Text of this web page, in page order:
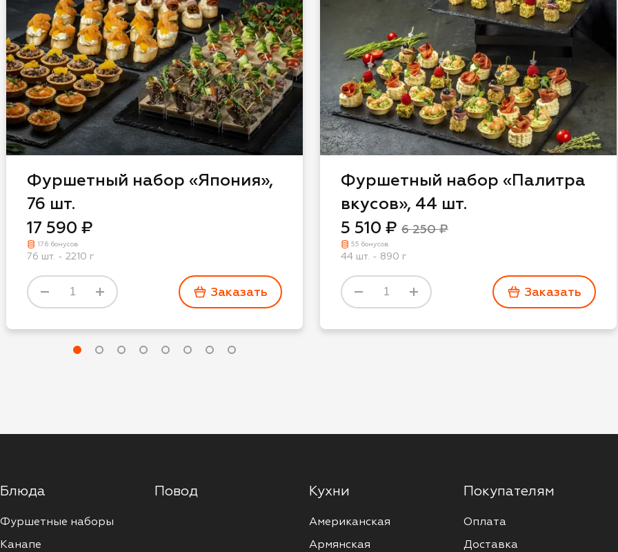
соглашаюсь с
в рекламных и
Фуршетный набор «Япония»,
76 шт.
17 590 ₽
176 бонусов
76 шт. - 2210 г
Заказать
Фуршетный набор «Палитра
вкусов», 44 шт.
5 510 ₽ 6 250 ₽
55 бонусов
44 шт. - 890 г
Заказать
Блюда
Фуршетные наборы
Канапе
Повод Кухни
Американская
Армянская
Покупателям
Оплата
Доставка